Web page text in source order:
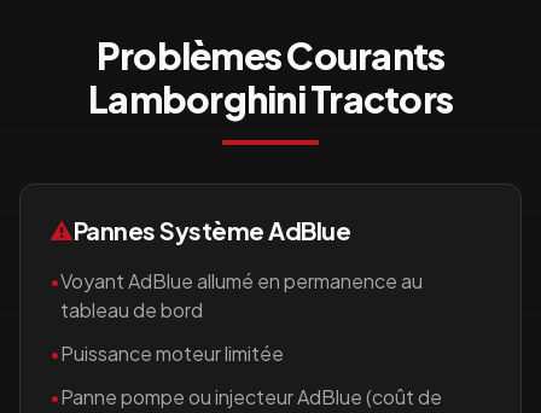
Problèmes Courants
Lamborghini Tractors
⚠️Pannes Système AdBlue
•Voyant AdBlue allumé en permanence au
tableau de bord
•Puissance moteur limitée
•Panne pompe ou injecteur AdBlue (coût de